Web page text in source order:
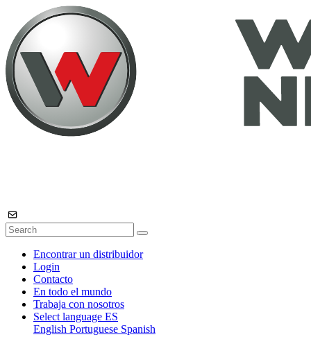
Encontrar un distribuidor
Login
Contacto
En todo el mundo
Trabaja con nosotros
Select language ES
English Portuguese Spanish